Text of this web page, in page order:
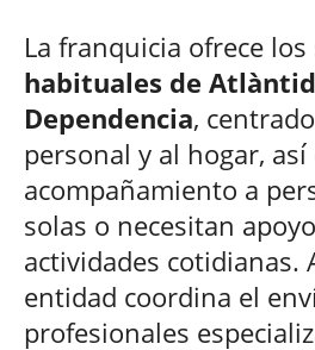
La franquicia ofrece los
habituales de
Dependencia,
personal y al hogar, así
acompañamiento a
solas o necesitan
actividades cotidianas.
entidad coordina el
profesionales